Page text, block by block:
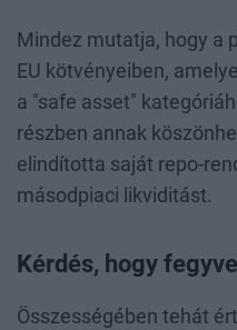
Mindez mutatja, hogy a
EU kötvényeiben,
a "safe asset"
részben annak
elindította saját repo-
másodpiaci likviditást.
Kérdés, hogy
Összességében tehát